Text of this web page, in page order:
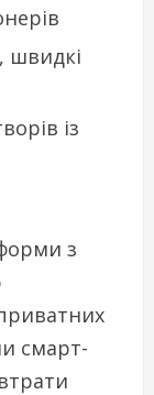
швидкі
із
з
смарт-